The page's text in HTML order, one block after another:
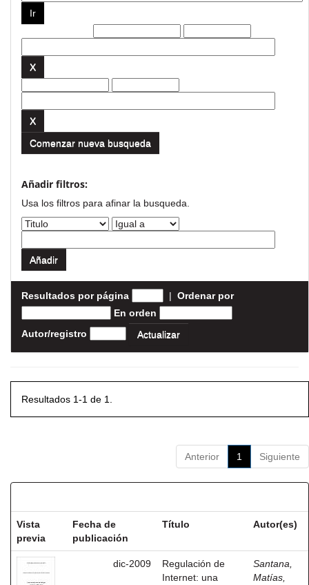
Comenzar nueva busqueda
Añadir filtros:
Usa los filtros para afinar la busqueda.
Resultados por página | Ordenar por
En orden
Autor/registro
Resultados 1-1 de 1.
Anterior 1 Siguiente
Vista
previa
Fecha de
publicación
Título Autor(es)
dic-2009
Regulación de
Internet: una
Santana,
Matías,